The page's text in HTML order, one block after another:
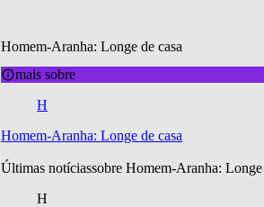
Homem-Aranha: Longe de casa
mais sobre
H
Homem-Aranha: Longe de casa
Últimas notíciassobre Homem-Aranha: Longe
H